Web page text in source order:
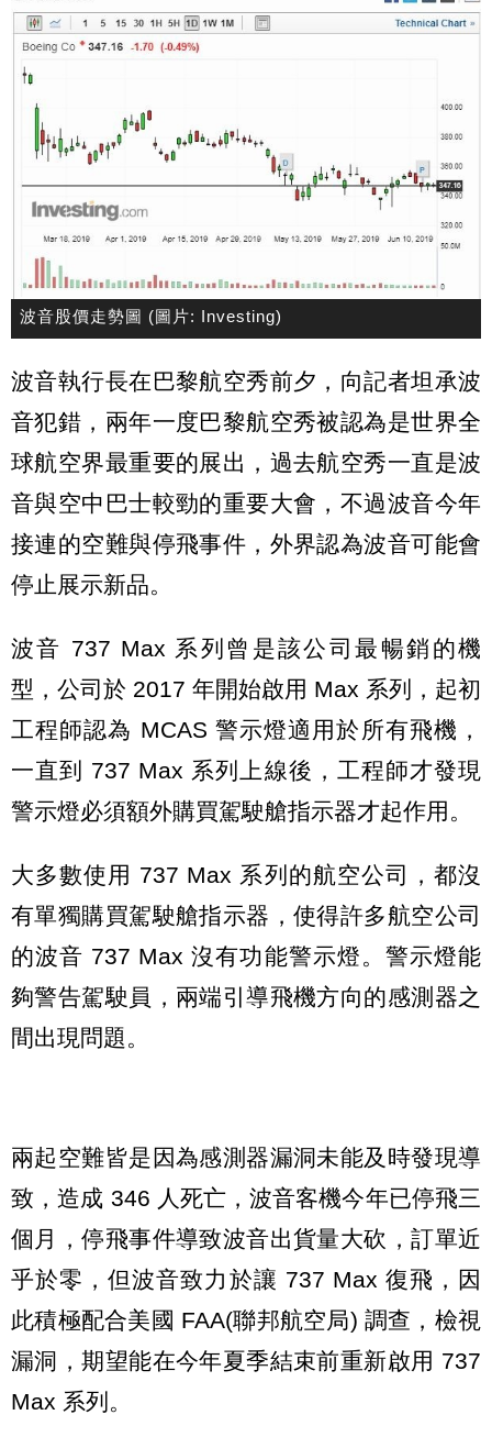
波音股價走勢圖 (圖片: Investing)
波音執行長在巴黎航空秀前夕，向記者坦承波
音犯錯，兩年一度巴黎航空秀被認為是世界全
球航空界最重要的展出，過去航空秀一直是波
音與空中巴士較勁的重要大會，不過波音今年
接連的空難與停飛事件，外界認為波音可能會
停止展示新品。
波音 737 Max 系列曾是該公司最暢銷的機
型，公司於 2017 年開始啟用 Max 系列，起初
工程師認為 MCAS 警示燈適用於所有飛機，
一直到 737 Max 系列上線後，工程師才發現
警示燈必須額外購買駕駛艙指示器才起作用。
大多數使用 737 Max 系列的航空公司，都沒
有單獨購買駕駛艙指示器，使得許多航空公司
的波音 737 Max 沒有功能警示燈。警示燈能
夠警告駕駛員，兩端引導飛機方向的感測器之
間出現問題。
兩起空難皆是因為感測器漏洞未能及時發現導
致，造成 346 人死亡，波音客機今年已停飛三
個月，停飛事件導致波音出貨量大砍，訂單近
乎於零，但波音致力於讓 737 Max 復飛，因
此積極配合美國 FAA(聯邦航空局) 調查，檢視
漏洞，期望能在今年夏季結束前重新啟用 737
Max 系列。